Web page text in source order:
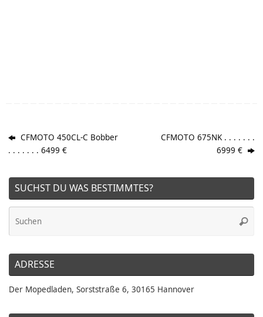
CFMOTO 450CL-C Bobber
. . . . . . . 6499 €
CFMOTO 675NK . . . . . . .
6999 €
SUCHST DU WAS BESTIMMTES?
ADRESSE
Der Mopedladen, Sorststraße 6, 30165 Hannover